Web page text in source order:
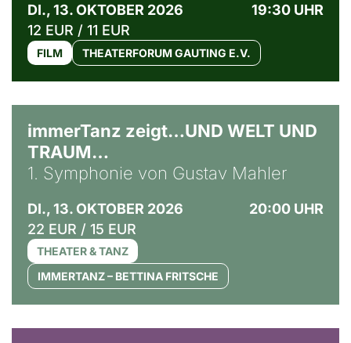
DI., 13. OKTOBER 2026
19:30 UHR
12 EUR / 11 EUR
FILM THEATERFORUM GAUTING E.V.
immerTanz zeigt…UND WELT UND
TRAUM…
1. Symphonie von Gustav Mahler
DI., 13. OKTOBER 2026
20:00 UHR
22 EUR / 15 EUR
THEATER & TANZ
IMMERTANZ – BETTINA FRITSCHE